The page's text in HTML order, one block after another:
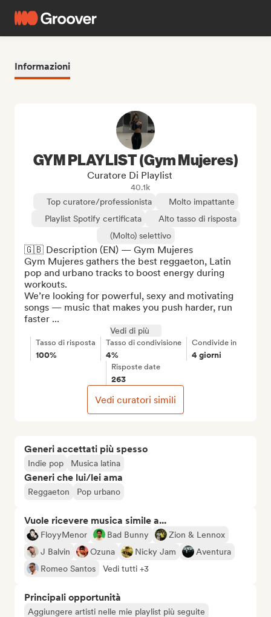
Informazioni
Generi accettati più spesso
Indie pop Musica latina
Generi che lui/lei ama
Reggaeton Pop urbano
Vuole ricevere musica simile a...
FloyyMenor Bad Bunny
Zion & Lennox
J Balvin
Ozuna Nicky Jam
Aventura
Romeo Santos
Vedi tutti +3
Principali opportunità
Aggiungere artisti nelle mie playlist più seguite
GYM PLAYLIST (Gym Mujeres)
Curatore Di Playlist
40.1k
Top curatore/professionista
Molto impattante
Playlist Spotify certificata
Alto tasso di risposta
(Molto) selettivo
🇬🇧 Description (EN) — Gym Mujeres
Gym Mujeres gathers the best reggaeton, Latin
pop and urbano tracks to boost energy during
workouts.
We’re looking for powerful, sexy and motivating
songs — music that makes you push harder, run
faster ...
Vedi di più
Tasso di risposta
100%
Tasso di condivisione
4%
Condivide in
4 giorni
Risposte date
263
Vedi curatori simili